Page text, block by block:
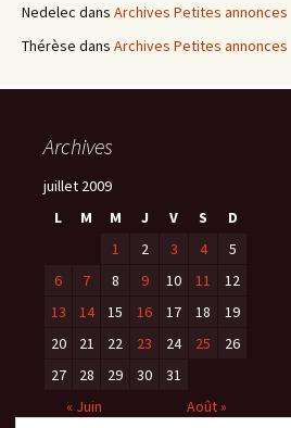
Nedelec dans Archives Petites annonces
Thérèse dans Archives Petites annonces
Archives
juillet 2009
L
M M J V S
D
1
2 3 4
5
6
7 8 9 10 11
12
13
14 15 16 17 18
19
20
21 22 23 24 25
26
27
28 29 30
31
« Juin
Août »